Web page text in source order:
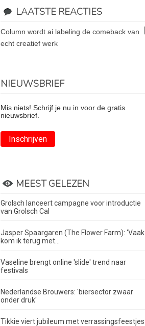
LAATSTE REACTIES
column wordt ai labeling de comeback van
echt creatief werk
NIEUWSBRIEF
Mis niets! Schrijf je nu in voor de gratis
nieuwsbrief.
Inschrijven
MEEST GELEZEN
Grolsch lanceert campagne voor introductie
van Grolsch Cal
Jasper Spaargaren (The Flower Farm): ‘Vaak
kom ik terug met...
Vaseline brengt online 'slide' trend naar
festivals
Nederlandse Brouwers: 'biersector zwaar
onder druk'
Tikkie viert jubileum met verrassingsfeestjes